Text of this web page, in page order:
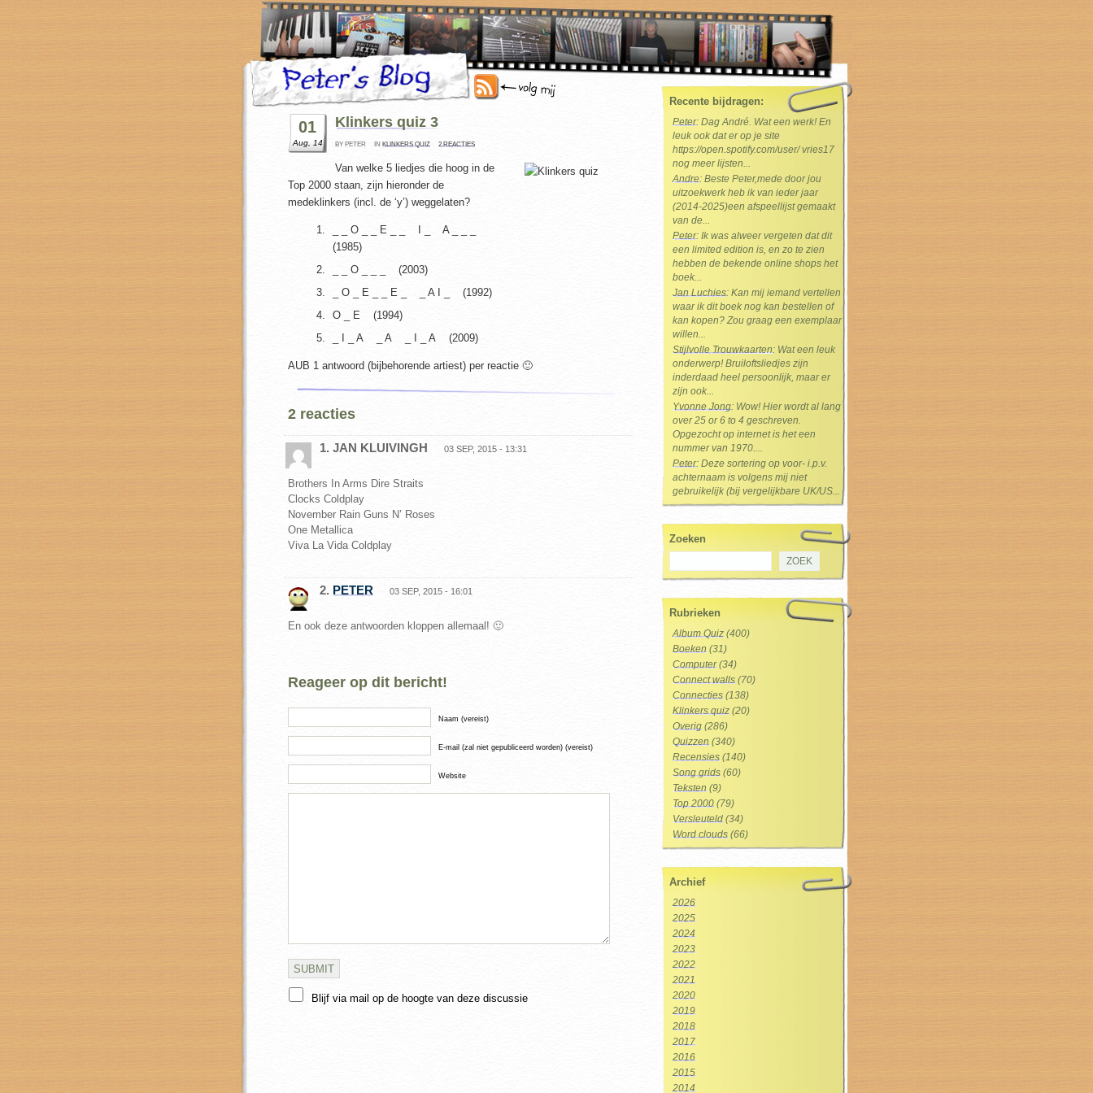
01
Aug, 14
Klinkers quiz 3
BY PETER IN KLINKERS QUIZ 2 REACTIES
Van welke 5 liedjes die hoog in de
Top 2000 staan, zijn hieronder de
medeklinkers (incl. de ‘y’) weggelaten?
_ _ O _ _ E _ _ I _ A _ _ _
(1985)
_ _ O _ _ _ (2003)
_ O _ E _ _ E _ _ A I _ (1992)
O _ E (1994)
_ I _ A _ A _ I _ A (2009)
AUB 1 antwoord (bijbehorende artiest) per reactie 🙂
2 reacties
1. JAN KLUIVINGH 03 SEP, 2015 - 13:31
Brothers In Arms Dire Straits
Clocks Coldplay
November Rain Guns N’ Roses
One Metallica
Viva La Vida Coldplay
2. PETER 03 SEP, 2015 - 16:01
En ook deze antwoorden kloppen allemaal! 🙂
Reageer op dit bericht!
Naam (vereist)
E-mail (zal niet gepubliceerd worden) (vereist)
Website
Blijf via mail op de hoogte van deze discussie
Recente bijdragen:
Peter: Dag André. Wat een werk! En
leuk ook dat er op je site
https://open.spotify.com/user/ vries17
nog meer lijsten...
Andre: Beste Peter,mede door jou
uitzoekwerk heb ik van ieder jaar
(2014-2025)een afspeellijst gemaakt
van de...
Peter: Ik was alweer vergeten dat dit
een limited edition is, en zo te zien
hebben de bekende online shops het
boek...
Jan Luchies: Kan mij iemand vertellen
waar ik dit boek nog kan bestellen of
kan kopen? Zou graag een exemplaar
willen...
Stijlvolle Trouwkaarten: Wat een leuk
onderwerp! Bruiloftsliedjes zijn
inderdaad heel persoonlijk, maar er
zijn ook...
Yvonne Jong: Wow! Hier wordt al lang
over 25 or 6 to 4 geschreven.
Opgezocht op internet is het een
nummer van 1970....
Peter: Deze sortering op voor- i.p.v.
achternaam is volgens mij niet
gebruikelijk (bij vergelijkbare UK/US...
Zoeken
Rubrieken
Album Quiz (400)
Boeken (31)
Computer(34)
Connect walls (70)
Connecties (138)
Klinkers quiz (20)
Overig (286)
Quizzen (340)
Recensies (140)
Song grids (60)
Teksten (9)
Top 2000 (79)
Versleuteld (34)
Word clouds (66)
Archief
2026
2025
2024
2023
2022
2021
2020
2019
2018
2017
2016
2015
2014